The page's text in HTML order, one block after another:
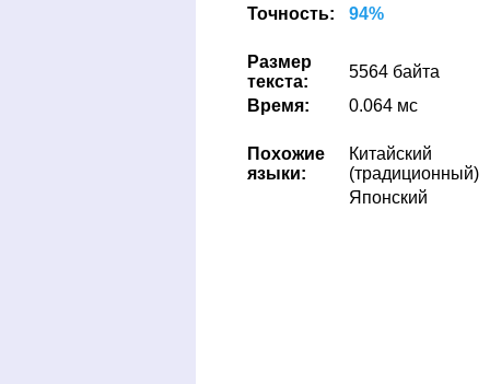
Точность:
94%
Размер
текста:
5564 байта
Время:
0.064 мс
Похожие
языки:
Китайский
(традиционный)
Японский